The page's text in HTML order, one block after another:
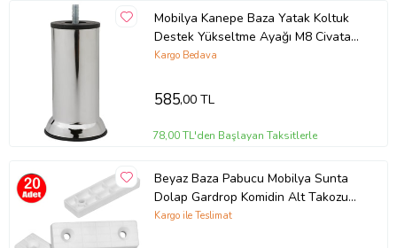
Mobilya Kanepe Baza Yatak Koltuk
Destek Yükseltme Ayağı M8 Civatalı
Krom Metal Ayakları 15 Cm 4 ADET
Kargo Bedava
585,00 TL
78,00 TL'den Başlayan Taksitlerle
Beyaz Baza Pabucu Mobilya Sunta
Dolap Gardrop Komidin Alt Takozu
Ayağı Küçük Plastik Ayak -20 Adet
Kargo ile Teslimat